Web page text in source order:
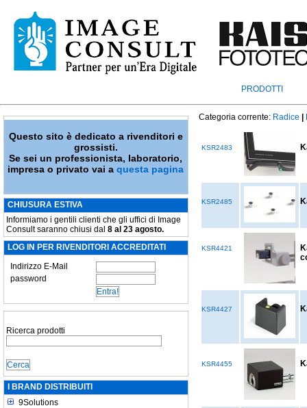
PRODOTTI
Questo sito è dedicato a rivenditori e
grossisti.
Se sei un professionista, laboratorio,
impresa o privato vai aquesta pagina
CHIUSURA ESTIVA
Informiamo i gentili clienti che gli uffici di Image
Consult saranno chiusi dal 8 al 23 agosto.
LOG IN PER RIVENDITORI ACCREDITATI
Indirizzo E-Mail
password
Ricerca prodotti
I BRAND DISTRIBUITI
9Solutions
Categoria corrente: Radice
KSR2483
KSR2485
KSR4421
KSR4427
KSR4455